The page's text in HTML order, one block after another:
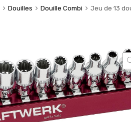
Douilles Douille Combi Jeu de 13